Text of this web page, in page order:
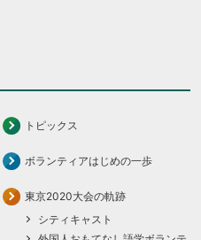
トピックス
ボランティアはじめの一歩
東京2020大会の軌跡
シティキャスト